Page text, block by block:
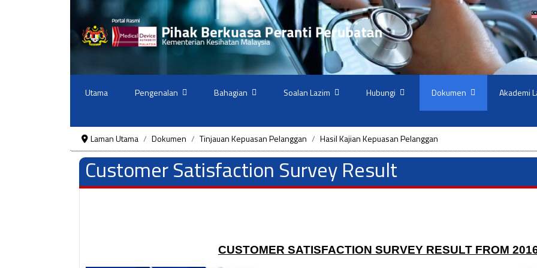
Utama Pengenalan Bahagian Soalan Lazim Hubungi Dokumen Akademi
Laman Utama
Dokumen Tinjauan Kepuasan Pelanggan Hasil Kajian Kepuasan Pelanggan
Customer Satisfaction Survey Result
CUSTOMER SATISFACTION SURVEY RESULT FROM